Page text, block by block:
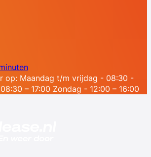
op: Maandag t/m vrijdag - 08:30 -
– 17:00 Zondag - 12:00 – 16:00